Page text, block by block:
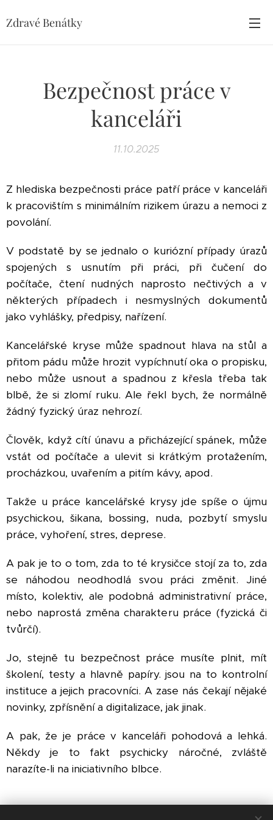
Zdravé Benátky
Bezpečnost práce v
kanceláři
11.10.2025
Z hlediska bezpečnosti práce patří práce v kanceláři
k pracovištím s minimálním rizikem úrazu a nemoci z
povolání.
V podstatě by se jednalo o kuriózní případy úrazů
spojených s usnutím při práci, při čučení do
počítače, čtení nudných naprosto nečtivých a v
některých případech i nesmyslných dokumentů
jako vyhlášky, předpisy, nařízení.
Kancelářské kryse může spadnout hlava na stůl a
přitom pádu může hrozit vypíchnutí oka o propisku,
nebo může usnout a spadnou z křesla třeba tak
blbě, že si zlomí ruku. Ale řekl bych, že normálně
žádný fyzický úraz nehrozí.
Člověk, když cítí únavu a přicházející spánek, může
vstát od počítače a ulevit si krátkým protažením,
procházkou, uvařením a pitím kávy, apod.
Takže u práce kancelářské krysy jde spíše o újmu
psychickou, šikana, bossing, nuda, pozbytí smyslu
práce, vyhoření, stres, deprese.
A pak je to o tom, zda to té krysičce stojí za to, zda
se náhodou neodhodlá svou práci změnit. Jiné
místo, kolektiv, ale podobná administrativní práce,
nebo naprostá změna charakteru práce (fyzická či
tvůrčí).
Jo, stejně tu bezpečnost práce musíte plnit, mít
školení, testy a hlavně papíry. jsou na to kontrolní
instituce a jejich pracovníci. A zase nás čekají nějaké
novinky, zpřísnění a digitalizace, jak jinak.
A pak, že je práce v kanceláři pohodová a lehká.
Někdy je to fakt psychicky náročné, zvláště
narazíte-li na iniciativního blbce.